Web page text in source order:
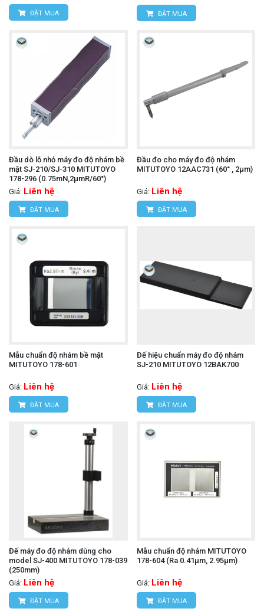
ĐẶT MUA ĐẶT MUA
Đầu dò lỗ nhỏ máy đo độ nhám bề
mặt SJ-210/SJ-310 MITUTOYO
178-296 (0.75mN,2µmR/60°)
Giá: Liên hệ
ĐẶT MUA
Đầu đo cho máy đo độ nhám
MITUTOYO 12AAC731 (60° , 2µm)
Giá: Liên hệ
ĐẶT MUA
Mẫu chuẩn độ nhám bề mặt
MITUTOYO 178-601
Giá: Liên hệ
ĐẶT MUA
Đế hiệu chuẩn máy đo độ nhám
SJ-210 MITUTOYO 12BAK700
Giá: Liên hệ
ĐẶT MUA
Đế máy đo độ nhám dùng cho
model SJ-400 MITUTOYO 178-039
(250mm)
Giá: Liên hệ
ĐẶT MUA
Mẫu chuẩn độ nhám MITUTOYO
178-604 (Ra 0.41μm, 2.95μm)
Giá: Liên hệ
ĐẶT MUA